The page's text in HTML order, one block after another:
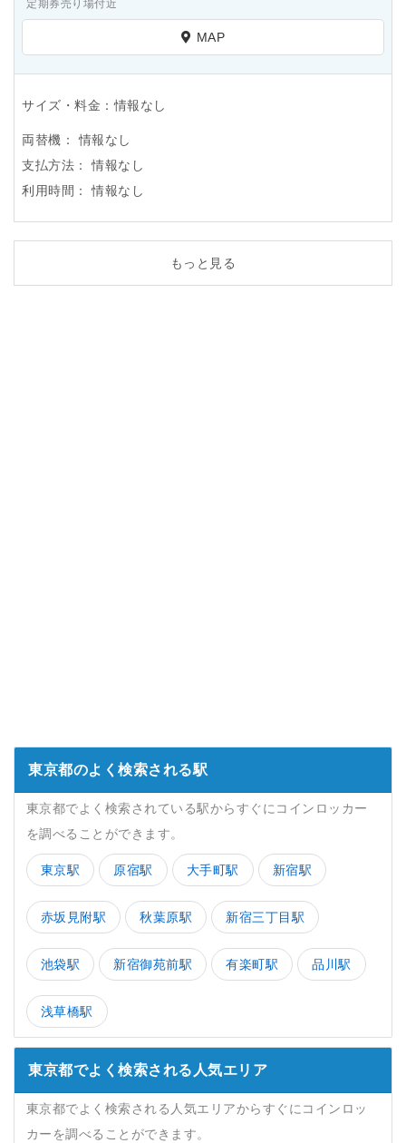
定期券売り場付近
MAP
サイズ・料金：情報なし
両替機：
情報なし
支払方法：
情報なし
利用時間：
情報なし
もっと見る
東京都のよく検索される駅
東京都でよく検索されている駅からすぐにコインロッカー
を調べることができます。
東京駅 原宿駅 大手町駅 新宿駅
赤坂見附駅 秋葉原駅 新宿三丁目駅
池袋駅 新宿御苑前駅 有楽町駅 品川駅
浅草橋駅
東京都でよく検索される人気エリア
東京都でよく検索される人気エリアからすぐにコインロッ
カーを調べることができます。